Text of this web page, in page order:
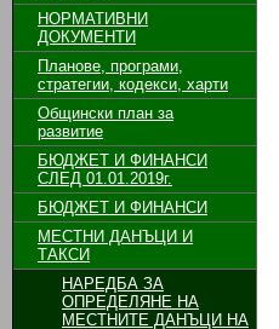
НОРМАТИВНИ
ДОКУМЕНТИ
Планове, програми,
стратегии, кодекси, харти
Общински план за
развитие
БЮДЖЕТ И ФИНАНСИ
СЛЕД 01.01.2019г.
БЮДЖЕТ И ФИНАНСИ
МЕСТНИ ДАНЪЦИ И
ТАКСИ
НАРЕДБА ЗА
ОПРЕДЕЛЯНЕ НА
МЕСТНИТЕ ДАНЪЦИ НА